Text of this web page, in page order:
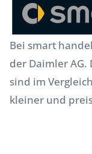
Bei smart
der Daimler AG.
sind im
kleiner und